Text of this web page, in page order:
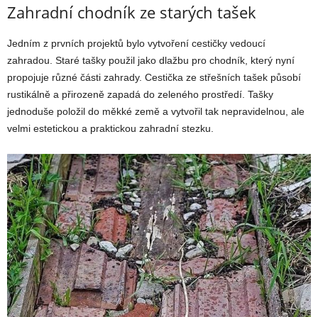
Zahradní chodník ze starých tašek
Jedním z prvních projektů bylo vytvoření cestičky vedoucí
zahradou. Staré tašky použil jako dlažbu pro chodník, který nyní
propojuje různé části zahrady. Cestička ze střešních tašek působí
rustikálně a přirozeně zapadá do zeleného prostředí. Tašky
jednoduše položil do měkké země a vytvořil tak nepravidelnou, ale
velmi estetickou a praktickou zahradní stezku.